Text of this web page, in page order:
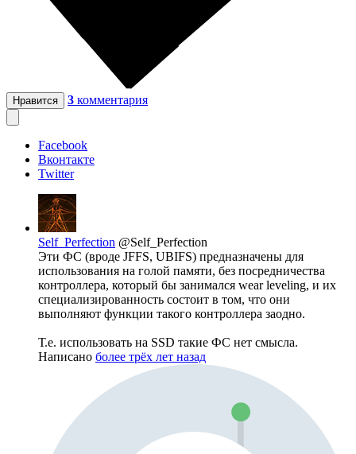
Нравится 3 комментария
Facebook
Вконтакте
Twitter
Self_Perfection @Self_Perfection
Эти ФС (вроде JFFS, UBIFS) предназначены для
использования на голой памяти, без посредничества
контроллера, который бы занимался wear leveling, и их
специализированность состоит в том, что они
выполняют функции такого контроллера заодно.
Т.е. использовать на SSD такие ФС нет смысла.
Написано более трёх лет назад